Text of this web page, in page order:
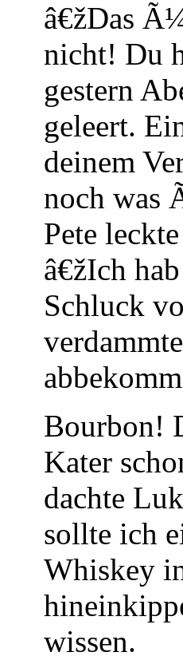
â€žDas
nicht! Du
gestern
geleert.
deinem
noch was
Pete
â€žIch
Schluck
Bourbon!
Kater
dachte
sollte ich
Whiskey
wissen.